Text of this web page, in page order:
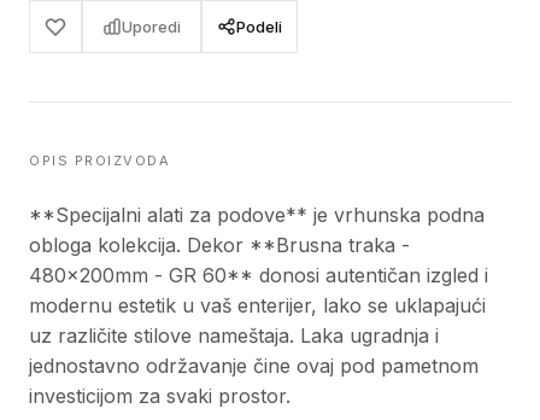
Uporedi Podeli
OPIS PROIZVODA
**Specijalni alati za podove** je vrhunska podna
obloga kolekcija. Dekor **Brusna traka -
480x200mm - GR 60** donosi autentičan izgled i
modernu estetik u vaš enterijer, lako se uklapajući
uz različite stilove nameštaja. Laka ugradnja i
jednostavno održavanje čine ovaj pod pametnom
investicijom za svaki prostor.